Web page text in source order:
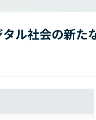
ル社会の新た